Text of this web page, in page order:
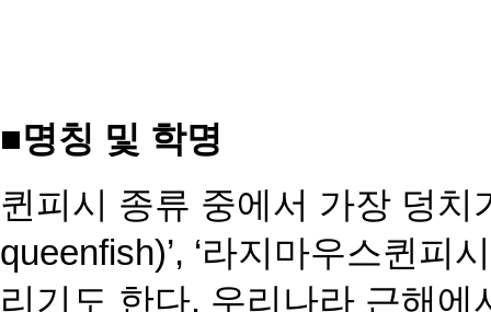
■명칭 및 학명
퀸피시 종류 중에서 가장 덩치
queenfish)’, ‘라지마우스퀸피
리기도 한다. 우리나라 근해